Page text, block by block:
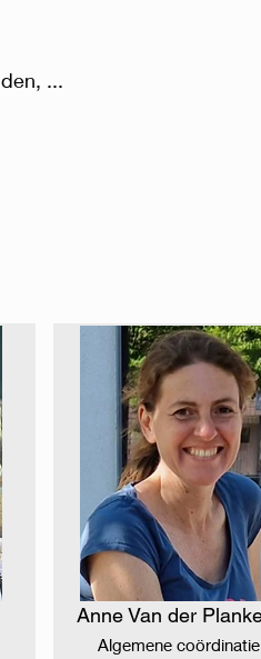
...
Anne Van der
Algemene coördinatie